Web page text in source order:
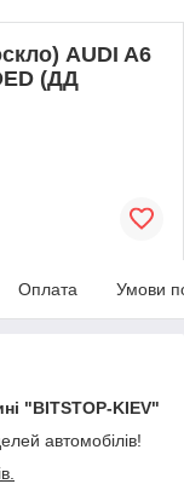
AUDI A6
(ДД
Оплата Умови
"BITSTOP-KIEV"
автомобілів!